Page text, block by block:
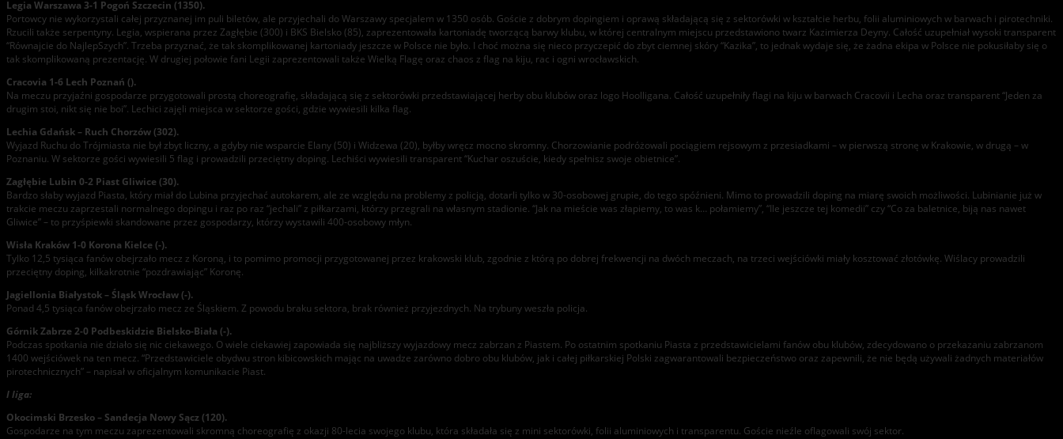
Legia Warszawa 3-1 Pogoń Szczecin (1350).
Portowcy nie wykorzystali całej przyznanej im puli biletów, ale przyjechali do Warszawy specjalem w 1350 osób. Goście z dobrym dopingiem i oprawą składającą się z sektorówki w kształcie herbu, folii aluminiowych w barwach i pirotechniki.
Rzucili także serpentyny. Legia, wspierana przez Zagłębie (300) i BKS Bielsko (85), zaprezentowała kartoniadę tworzącą barwy klubu, w której centralnym miejscu przedstawiono twarz Kazimierza Deyny. Całość uzupełniał wysoki transparent
“Równajcie do NajlepSzych”. Trzeba przyznać, że tak skomplikowanej kartoniady jeszcze w Polsce nie było. I choć można się nieco przyczepić do zbyt ciemnej skóry “Kazika”, to jednak wydaje się, że żadna ekipa w Polsce nie pokusiłaby się o
tak skomplikowaną prezentację. W drugiej połowie fani Legii zaprezentowali także Wielką Flagę oraz chaos z flag na kiju, rac i ogni wrocławskich.
Cracovia 1-6 Lech Poznań ().
Na meczu przyjaźni gospodarze przygotowali prostą choreografię, składającą się z sektorówki przedstawiającej herby obu klubów oraz logo Hoolligana. Całość uzupełniły flagi na kiju w barwach Cracovii i Lecha oraz transparent “Jeden za
drugim stoi, nikt się nie boi”. Lechici zajęli miejsca w sektorze gości, gdzie wywiesili kilka flag.
Lechia Gdańsk – Ruch Chorzów (302).
Wyjazd Ruchu do Trójmiasta nie był zbyt liczny, a gdyby nie wsparcie Elany (50) i Widzewa (20), byłby wręcz mocno skromny. Chorzowianie podróżowali pociągiem rejsowym z przesiadkami – w pierwszą stronę w Krakowie, w drugą – w
Poznaniu. W sektorze gości wywiesili 5 flag i prowadzili przeciętny doping. Lechiści wywiesili transparent “Kuchar oszuście, kiedy spełnisz swoje obietnice”.
Zagłębie Lubin 0-2 Piast Gliwice (30).
Bardzo słaby wyjazd Piasta, który miał do Lubina przyjechać autokarem, ale ze względu na problemy z policją, dotarli tylko w 30-osobowej grupie, do tego spóźnieni. Mimo to prowadzili doping na miarę swoich możliwości. Lubinianie już w
trakcie meczu zaprzestali normalnego dopingu i raz po raz “jechali” z piłkarzami, którzy przegrali na własnym stadionie. “Jak na mieście was złapiemy, to was k… połamiemy”, “Ile jeszcze tej komedii” czy “Co za baletnice, biją nas nawet
Gliwice” – to przyśpiewki skandowane przez gospodarzy, którzy wystawili 400-osobowy młyn.
Wisła Kraków 1-0 Korona Kielce (-).
Tylko 12,5 tysiąca fanów obejrzało mecz z Koroną, i to pomimo promocji przygotowanej przez krakowski klub, zgodnie z którą po dobrej frekwencji na dwóch meczach, na trzeci wejściówki miały kosztować złotówkę. Wiślacy prowadzili
przeciętny doping, kilkakrotnie “pozdrawiając” Koronę.
Jagiellonia Białystok – Śląsk Wrocław (-).
Ponad 4,5 tysiąca fanów obejrzało mecz ze Śląskiem. Z powodu braku sektora, brak również przyjezdnych. Na trybuny weszła policja.
Górnik Zabrze 2-0 Podbeskidzie Bielsko-Biała (-).
Podczas spotkania nie działo się nic ciekawego. O wiele ciekawiej zapowiada się najbliższy wyjazdowy mecz zabrzan z Piastem. Po ostatnim spotkaniu Piasta z przedstawicielami fanów obu klubów, zdecydowano o przekazaniu zabrzanom
1400 wejściówek na ten mecz. “Przedstawiciele obydwu stron kibicowskich mając na uwadze zarówno dobro obu klubów, jak i całej piłkarskiej Polski zagwarantowali bezpieczeństwo oraz zapewnili, że nie będą używali żadnych materiałów
pirotechnicznych” – napisał w oficjalnym komunikacie Piast.
I liga:
Okocimski Brzesko – Sandecja Nowy Sącz (120).
Gospodarze na tym meczu zaprezentowali skromną choreografię z okazji 80-lecia swojego klubu, która składała się z mini sektorówki, folii aluminiowych i transparentu. Goście nieźle oflagowali swój sektor.